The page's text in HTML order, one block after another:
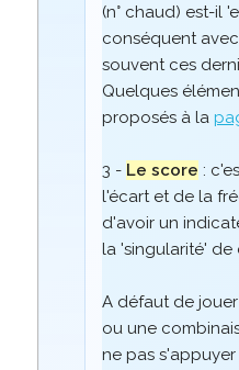
(n° chaud) est-il
conséquent
souvent ces
Quelques
proposés à la
3 - Le score :
l'écart et de la
d'avoir un
la 'singularité' de
A défaut de
ou une
ne pas